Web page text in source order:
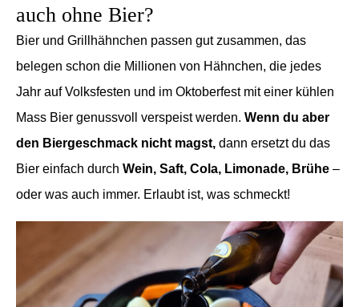
auch ohne Bier?
Bier und Grillhähnchen passen gut zusammen, das
belegen schon die Millionen von Hähnchen, die jedes
Jahr auf Volksfesten und im Oktoberfest mit einer kühlen
Mass Bier genussvoll verspeist werden. Wenn du aber
den Biergeschmack nicht magst, dann ersetzt du das
Bier einfach durch Wein, Saft, Cola, Limonade, Brühe –
oder was auch immer. Erlaubt ist, was schmeckt!